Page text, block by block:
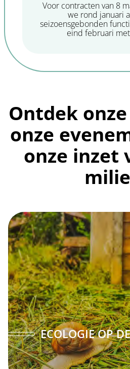
Voor contracten van 8
we rond januari
seizoensgebonden
eind februari
Ontdek
onze
onze inzet
ECOLOGIE OP